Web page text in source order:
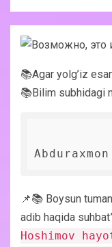
📚Agar yolg’iz
📚Bilim subhidagi
📌📚 Boysun
adib haqida
Hoshimov